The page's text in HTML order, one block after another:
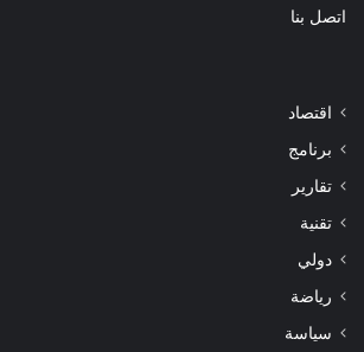
اتصل بنا
اقتصاد
برنامج
تقارير
تقنية
دولي
رياضة
سياسة